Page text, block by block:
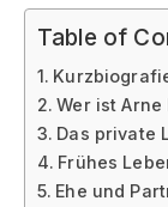
Table of
Wer ist Arne
Das private
Frühes
Ehe und